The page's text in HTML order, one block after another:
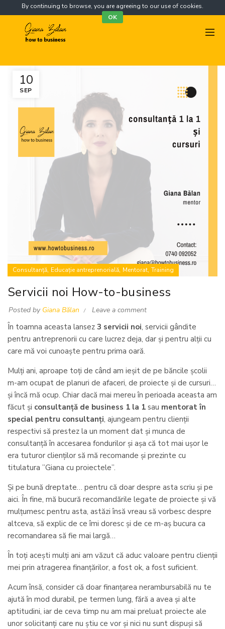
10
SEP
Consultanță, Educație antreprenorială, Mentorat, Training
Servicii noi How-to-business
Posted by Giana Bălan Leave a comment
În toamna aceasta lansez 3 servicii noi, servicii gândite
pentru antreprenorii cu care lucrez deja, dar și pentru alții cu
care mă voi cunoaște pentru prima oară.
Mulți ani, aproape toți de când am ieșit de pe băncile școlii
m-am ocupat de planuri de afaceri, de proiecte și de cursuri…
și încă mă ocup. Chiar dacă mai mereu în perioada aceasta am
făcut și consultanță de business 1 la 1 sau mentorat în
special pentru consultanți, ajungeam pentru clienții
respectivi să prestez la un moment dat și munca de
consultanță în accesarea fondurilor și așa că tot mai ușor le
era tuturor clienților să mă recomande și prezinte cu
titulatura ”Giana cu proiectele”.
Și pe bună dreptate… pentru că doar despre asta scriu și pe
aici. În fine, mă bucură recomandările legate de proiecte și vă
mulțumesc pentru asta, astăzi însă vreau să vorbesc despre
altceva, să explic de ce îmi doresc și de ce m-aș bucura ca
recomandarea să fie mai largă…
În toți acești mulți ani am văzut că aduc valoare pentru clienții
mei prin atragerea finanțărilor, a fost ok, a fost suficient.
Acum însă, consider că doar finanțarea nerambursabilă nu te
ajută în mod durabil, pe termen lung, fără a avea și alte
aptitudini, iar de ceva timp nu am mai preluat proiecte ale
unor solicitanți care nu știu ce vor și nici nu sunt dispuși să
By continuing to browse, you are agreeing to our use of cookies.
OK